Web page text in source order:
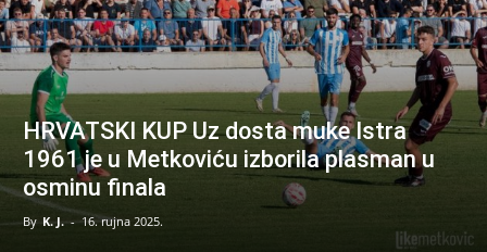
HRVATSKI KUP Uz dosta muke Istra
1961 je u Metkoviću izborila plasman u
osminu finala
By K. J. - 16. rujna 2025.